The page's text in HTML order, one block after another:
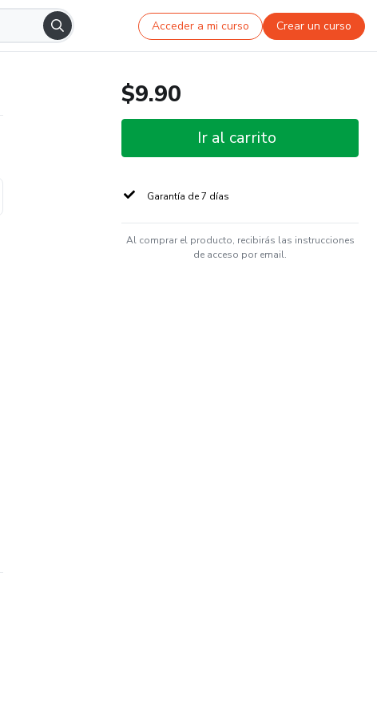
Acceder a mi curso Crear un curso
$9.90
Ir al carrito
Garantía de 7 días
Al comprar el producto, recibirás las instrucciones
de acceso por email.